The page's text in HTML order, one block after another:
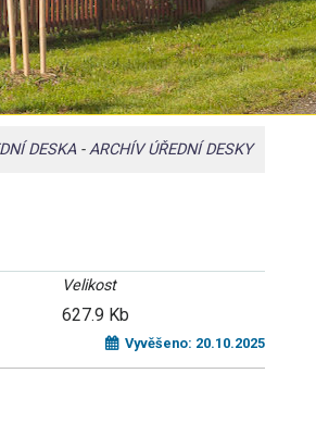
DESKA-ARCHÍV ÚŘEDNÍ DESKY
Velikost
627.9 Kb
Vyvěšeno: 20.10.2025